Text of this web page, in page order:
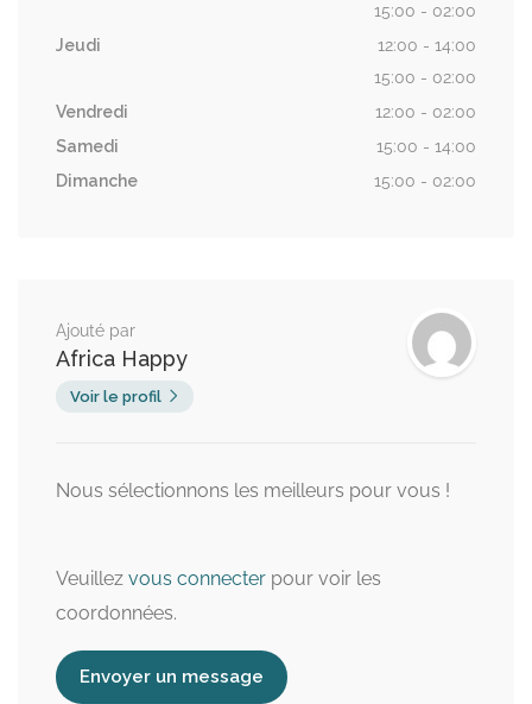
15:00 - 02:00
Jeudi
12:00 - 14:00
15:00 - 02:00
Vendredi
12:00 - 02:00
Samedi
15:00 - 14:00
Dimanche
15:00 - 02:00
Ajouté par
Africa Happy
Voir le profil
Nous sélectionnons les meilleurs pour vous !
Veuillez vous connecter pour voir les
coordonnées.
Envoyer un message